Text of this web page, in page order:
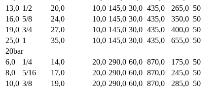
13,0 1/2 20,0 10,0 145,0 30,0 435,0 265,0 50
16,0 5/8 24,0 10,0 145,0 30,0 435,0 350,0 50
19,0 3/4 27,0 10,0 145,0 30,0 435,0 400,0 50
25,0 1 35,0 10,0 145,0 30,0 435,0 655,0 50
20bar
6,0
1/4 14,0 20,0 290,0 60,0 870,0 175,0 50
8,0
5/16 17,0 20,0 290,0 60,0 870,0 245,0 50
10,0 3/8 19,0 20,0 290,0 60,0 870,0 285,0 50